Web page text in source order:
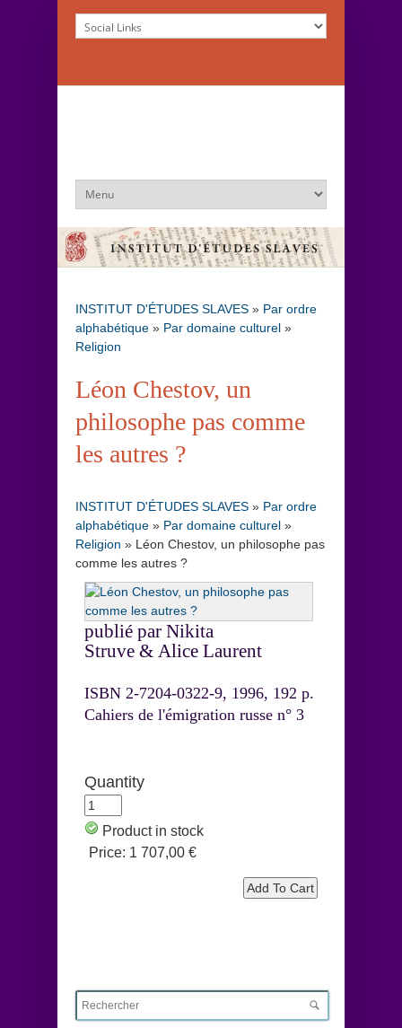
INSTITUT D'ÉTUDES SLAVES » Par ordre
alphabétique » Par domaine culturel »
Religion
Léon Chestov, un
philosophe pas comme
les autres ?
INSTITUT D'ÉTUDES SLAVES » Par ordre
alphabétique » Par domaine culturel »
Religion » Léon Chestov, un philosophe pas
comme les autres ?
publié par Nikita
Struve & Alice Laurent
ISBN 2-7204-0322-9, 1996, 192 p.
Cahiers de l'émigration russe n° 3
Quantity
Product in stock
Price: 1 707,00 €